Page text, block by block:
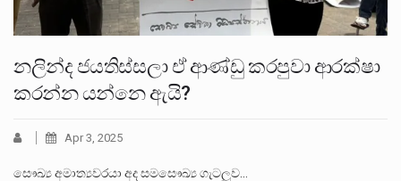
නලින්ද ජයතිස්සලා ඒ ආණ්ඩු කරපුවා ආරක්ෂා
කරන්න යන්නෙ ඇයි?
Apr 3, 2025
සෞඛ්‍ය අමාත්‍යවරයා අද සමසෞඛ්‍ය ගැටලුව…